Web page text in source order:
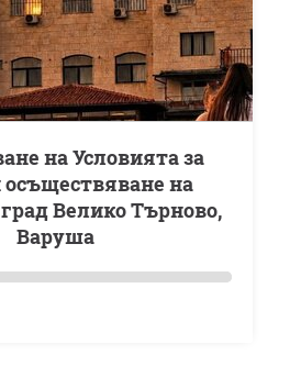
на
Велико Търново,
Варуша